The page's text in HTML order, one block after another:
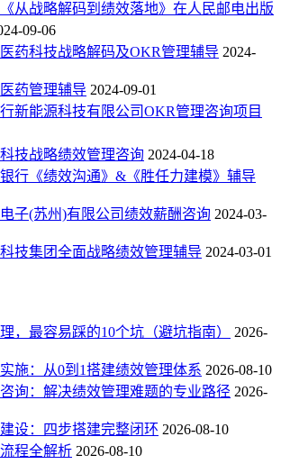
《从战略解码到绩效落地》在人民邮电出版
09-06
医药科技战略解码及OKR管理辅导 2024-
药管理辅导 2024-09-01
新能源科技有限公司OKR管理咨询项目
技战略绩效管理咨询 2024-04-18
银行《绩效沟通》&《胜任力建模》辅导
子(苏州)有限公司绩效薪酬咨询 2024-03-
技集团全面战略绩效管理辅导 2024-03-01
，最容易踩的10个坑（避坑指南）
2026-
施：从0到1搭建绩效管理体系 2026-08-10
询：解决绩效管理难题的专业路径 2026-
设：四步搭建完整闭环 2026-08-10
程全解析 2026-08-10